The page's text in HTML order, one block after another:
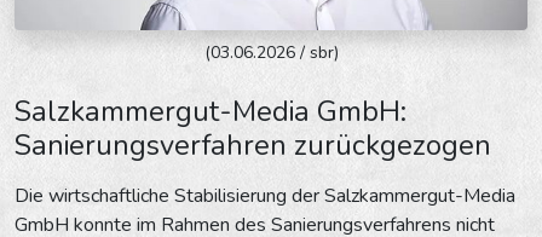
(03.06.2026 / sbr)
Salzkammergut-Media GmbH:
Sanierungsverfahren zurückgezogen
Die wirtschaftliche Stabilisierung der Salzkammergut-Media
GmbH konnte im Rahmen des Sanierungsverfahrens nicht